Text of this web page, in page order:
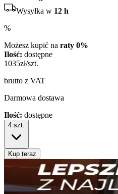
Wysyłka w 12 h
%
Możesz kupić na raty 0%
Ilość: dostępne
1035zł/szt.
brutto z VAT
Darmowa dostawa
Ilość: dostępne
4 szt.
Kup teraz